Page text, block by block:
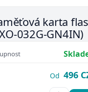
karta
032G-GN4IN)
Od 496